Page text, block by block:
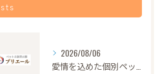
2026/08/06